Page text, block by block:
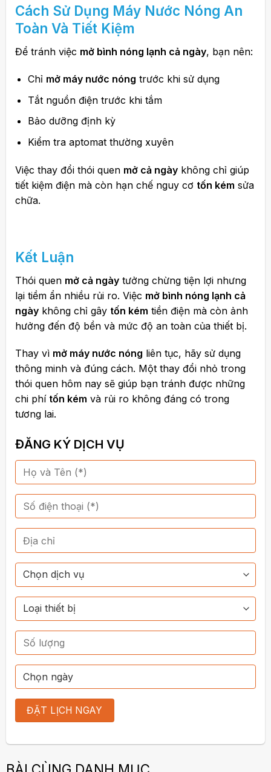
Cách Sử Dụng Máy Nước Nóng An
Toàn Và Tiết Kiệm
Để tránh việc mở bình nóng lạnh cả ngày, bạn nên:
Chỉ mở máy nước nóng trước khi sử dụng
Tắt nguồn điện trước khi tắm
Bảo dưỡng định kỳ
Kiểm tra aptomat thường xuyên
Việc thay đổi thói quen mở cả ngàykhông chỉ giúp
tiết kiệm điện mà còn hạn chế nguy cơ tốn kém sửa
chữa.
Kết Luận
Thói quen mở cả ngàytưởng chừng tiện lợi nhưng
lại tiềm ẩn nhiều rủi ro. Việc mở bình nóng lạnh cả
ngàykhông chỉ gây tốn kém tiền điện mà còn ảnh
hưởng đến độ bền và mức độ an toàn của thiết bị.
Thay vì mở máy nước nóng liên tục, hãy sử dụng
thông minh và đúng cách. Một thay đổi nhỏ trong
thói quen hôm nay sẽ giúp bạn tránh được những
chi phí tốn kém và rủi ro không đáng có trong
tương lai.
ĐĂNG KÝ DỊCH VỤ